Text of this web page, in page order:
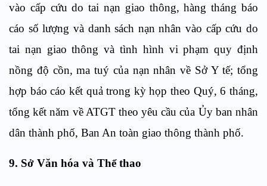
vào cấp cứu do tai nạn giao thông, hàng tháng báo
cáo số lượng và danh sách nạn nhân vào cấp cứu do
tai nạn giao thông và tình hình vi phạm quy định
nồng độ cồn, ma tuý của nạn nhân về Sở Y tế; tổng
hợp báo cáo kết quả trong kỳ họp theo Quý, 6 tháng,
tổng kết năm về ATGT theo yêu cầu của Ủy ban nhân
dân thành phố, Ban An toàn giao thông thành phố.
9. Sở Văn hóa và Thể thao